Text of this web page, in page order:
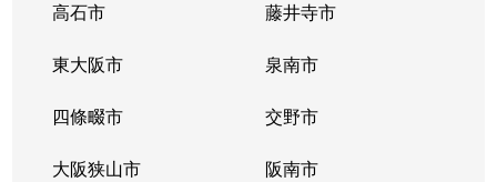
高石市 藤井寺市
東大阪市 泉南市
四條畷市 交野市
大阪狭山市 阪南市